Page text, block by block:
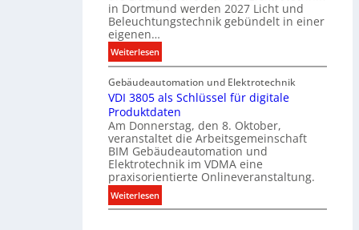
n
t
S
y
s
t
e
m
.
f
a
l
e
U
n
t
e
r
g
in Dortmund werden 2027 Licht und
Beleuchtungstechnik gebündelt in einer
eigenen…
Weiterlesen:
E
l
e
k
t
r
o
t
e
c
Gebäudeautomation und Elektrotechnik
VDI 3805 als Schlüssel für digitale
Produktdaten
Am Donnerstag, den 8. Oktober,
veranstaltet die Arbeitsgemeinschaft
BIM Gebäudeautomation und
Elektrotechnik im VDMA eine
praxisorientierte Onlineveranstaltung.
Weiterlesen:
V